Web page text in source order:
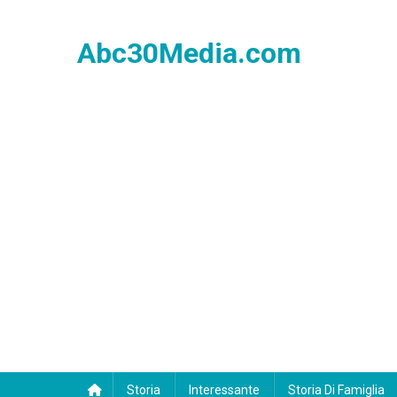
Abc30Media.com
Storia Interessante Storia Di Famiglia